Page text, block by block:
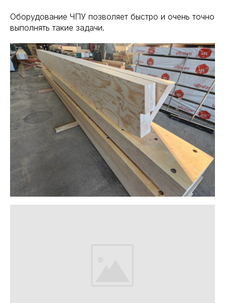
Оборудование ЧПУ позволяет быстро и очень точно
выполнять такие задачи.